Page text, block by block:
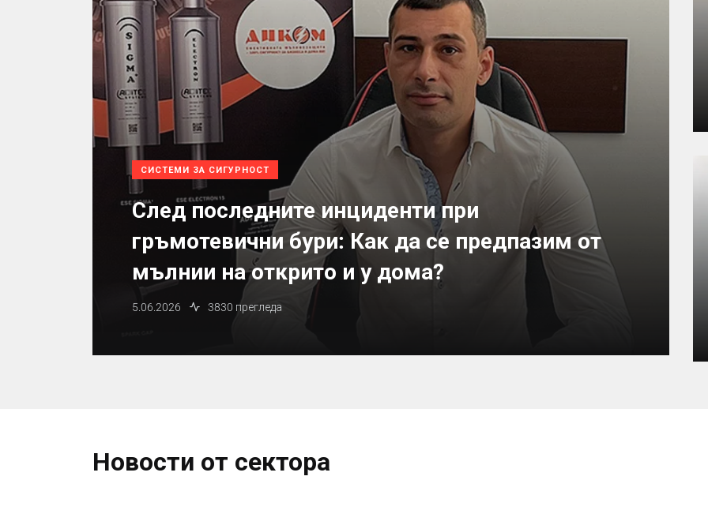
СИСТЕМИ ЗА СИГУРНОСТ
След последните инциденти при
гръмотевични бури: Как да се предпазим от
мълнии на открито и у дома?
5.06.2026 3830 прегледа
Новости от сектора